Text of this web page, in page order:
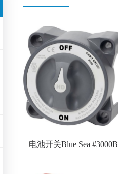
电池开关Blue Sea #3000B